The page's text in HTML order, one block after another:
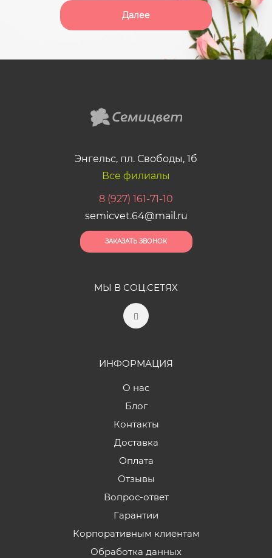
Далее
Энгельс, пл. Свободы, 1б
Все филиалы
8 (927) 161-71-10
semicvet.64@mail.ru
ЗАКАЗАТЬ ЗВОНОК
МЫ В СОЦ.СЕТЯХ
ИНФОРМАЦИЯ
О нас
Блог
Контакты
Доставка
Оплата
Отзывы
Вопрос-ответ
Гарантии
Корпоративным клиентам
Обработка данных